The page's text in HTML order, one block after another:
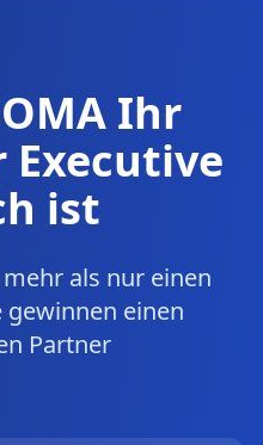
Ihr
ist
als nur einen
gewinnen einen
Partner